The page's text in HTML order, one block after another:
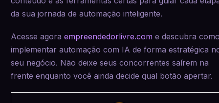
da sua jornada de automação inteligente.
Acesse agoraempreendedorlivre.com e descubra
implementar automação com IA de forma estratégica
seu negócio. Não deixe seus concorrentes saírem na
frente enquanto você ainda decide qual botão apertar.